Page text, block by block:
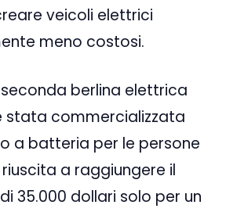
veicoli elettrici
meno costosi.
seconda berlina elettrica
stata commercializzata
a batteria per le persone
a raggiungere il
35.000 dollari solo per un